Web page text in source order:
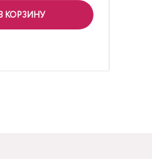
КОРЗИНУ